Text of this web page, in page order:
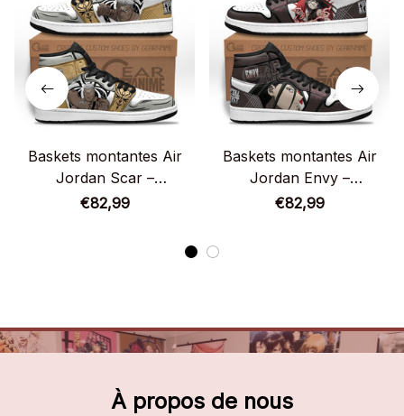
Baskets montantes Air
Jordan Scar –
Chaussures montantes
€82,99
Baskets montantes Air
Jordan Envy –
Chaussures montantes
€82,99
À propos de nous